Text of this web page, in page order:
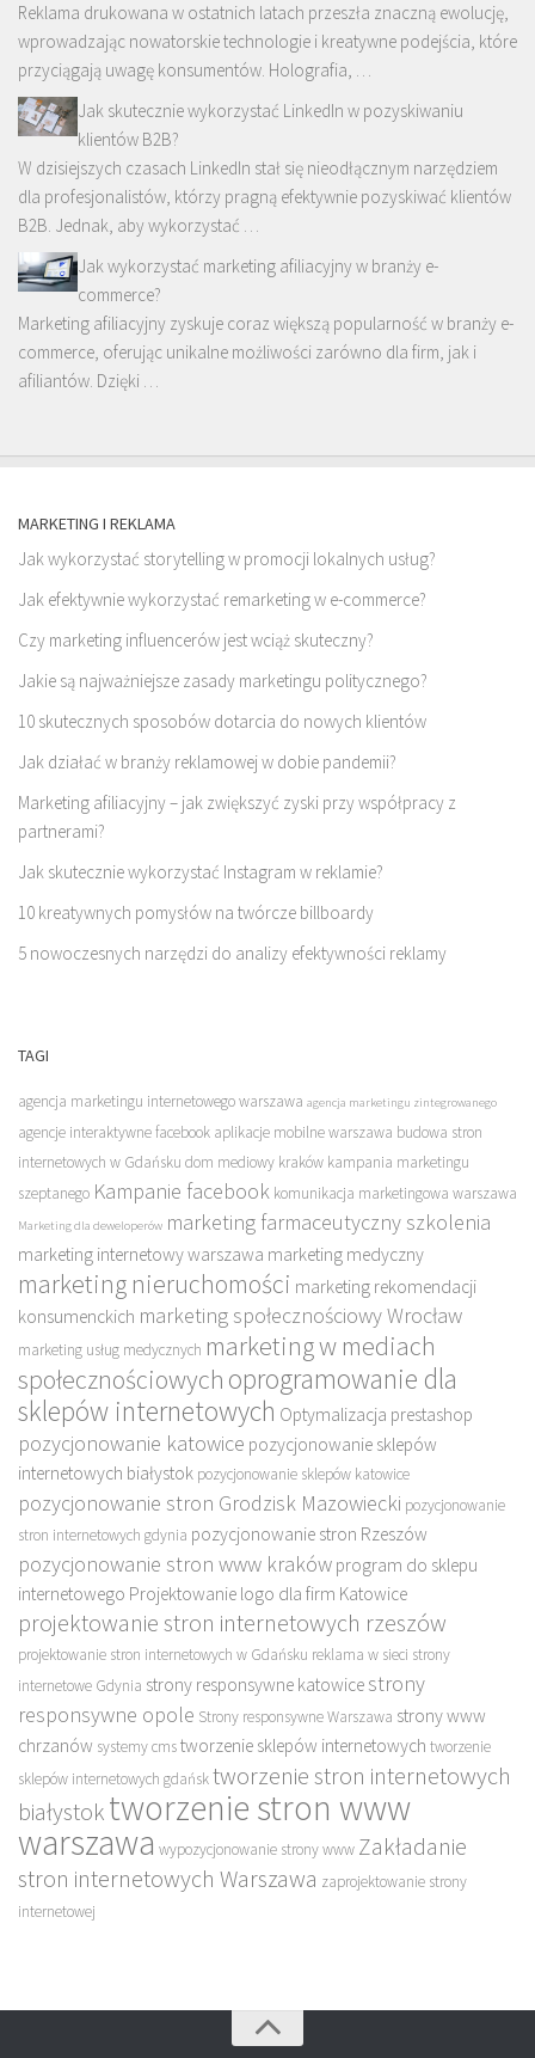
Reklama drukowana w ostatnich latach przeszła znaczną ewolucję,
wprowadzając nowatorskie technologie i kreatywne podejścia, które
przyciągają uwagę konsumentów. Holografia, …
Jak skutecznie wykorzystać LinkedIn w pozyskiwaniu
klientów B2B?
W dzisiejszych czasach LinkedIn stał się nieodłącznym narzędziem
dla profesjonalistów, którzy pragną efektywnie pozyskiwać klientów
B2B. Jednak, aby wykorzystać …
Jak wykorzystać marketing afiliacyjny w branży e-
commerce?
Marketing afiliacyjny zyskuje coraz większą popularność w branży e-
commerce, oferując unikalne możliwości zarówno dla firm, jak i
afiliantów. Dzięki …
MARKETING I REKLAMA
Jak wykorzystać storytelling w promocji lokalnych usług?
Jak efektywnie wykorzystać remarketing w e-commerce?
Czy marketing influencerów jest wciąż skuteczny?
Jakie są najważniejsze zasady marketingu politycznego?
10 skutecznych sposobów dotarcia do nowych klientów
Jak działać w branży reklamowej w dobie pandemii?
Marketing afiliacyjny – jak zwiększyć zyski przy współpracy z
partnerami?
Jak skutecznie wykorzystać Instagram w reklamie?
10 kreatywnych pomysłów na twórcze billboardy
5 nowoczesnych narzędzi do analizy efektywności reklamy
TAGI
agencja marketingu internetowego warszawa agencja marketingu zintegrowanego
agencje interaktywne facebook aplikacje mobilne warszawa budowa stron
internetowych w Gdańsku dom mediowy kraków kampania marketingu
szeptanego Kampanie facebook komunikacja marketingowa warszawa
Marketing dla deweloperów marketing farmaceutyczny szkolenia
marketing internetowy warszawa marketing medyczny
marketing nieruchomości marketing rekomendacji
konsumenckich marketing społecznościowy Wrocław
marketing usług medycznych marketing w mediach
społecznościowych oprogramowanie dla
sklepów internetowych Optymalizacja prestashop
pozycjonowanie katowice pozycjonowanie sklepów
internetowych białystok pozycjonowanie sklepów katowice
pozycjonowanie stron Grodzisk Mazowiecki pozycjonowanie
stron internetowych gdynia pozycjonowanie stron Rzeszów
pozycjonowanie stron www kraków program do sklepu
internetowego Projektowanie logo dla firm Katowice
projektowanie stron internetowych rzeszów
projektowanie stron internetowych w Gdańsku reklama w sieci strony
internetowe Gdynia strony responsywne katowice strony
responsywne opole Strony responsywne Warszawa strony www
chrzanów systemy cmstworzenie sklepów internetowych tworzenie
sklepów internetowych gdańsktworzenie stron internetowych
białystok tworzenie stron www
warszawa wypozycjonowanie strony www Zakładanie
stron internetowych Warszawa zaprojektowanie strony
internetowej